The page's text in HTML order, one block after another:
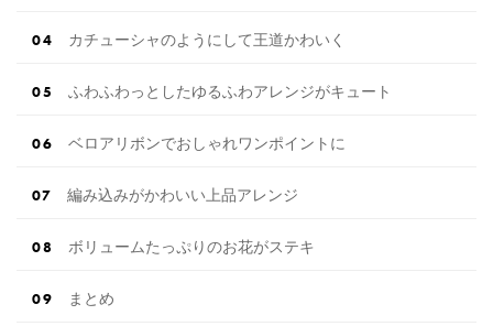
カチューシャのようにして王道かわいく
ふわふわっとしたゆるふわアレンジがキュート
ベロアリボンでおしゃれワンポイントに
編み込みがかわいい上品アレンジ
ボリュームたっぷりのお花がステキ
まとめ